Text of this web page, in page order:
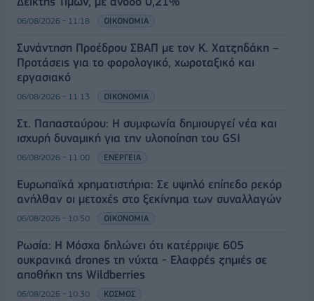
06/08/2026 - 11:18 ΟΙΚΟΝΟΜΙΑ
Συνάντηση Προέδρου ΣΒΑΠ με τον Κ. Χατζηδάκη –
Προτάσεις για το φορολογικό, χωροταξικό και
εργασιακό
06/08/2026 - 11:13 ΟΙΚΟΝΟΜΙΑ
Στ. Παπασταύρου: Η συμφωνία δημιουργεί νέα και
ισχυρή δυναμική για την υλοποίηση του GSI
06/08/2026 - 11:00 ΕΝΕΡΓΕΙΑ
Ευρωπαϊκά χρηματιστήρια: Σε υψηλό επίπεδο ρεκόρ
ανήλθαν οι μετοχές στο ξεκίνημα των συναλλαγών
06/08/2026 - 10:50 ΟΙΚΟΝΟΜΙΑ
Ρωσία: Η Μόσχα δηλώνει ότι κατέρριψε 605
ουκρανικά drones τη νύχτα - Ελαφρές ζημιές σε
αποθήκη της Wildberries
06/08/2026 - 10:30 ΚΟΣΜΟΣ